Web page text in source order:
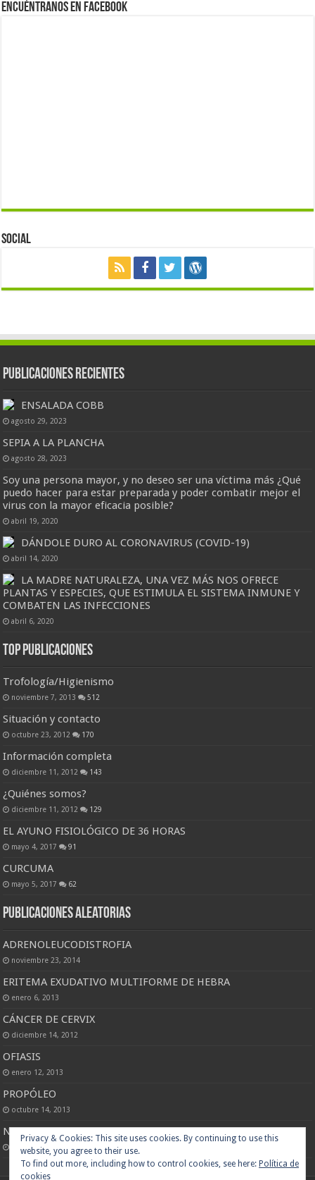
Encuéntranos en Facebook
Social
Publicaciones Recientes
ENSALADA COBB
agosto 29, 2023
SEPIA A LA PLANCHA
agosto 28, 2023
Soy una persona mayor, y no deseo ser una víctima más ¿Qué
puedo hacer para estar preparada y poder combatir mejor el
virus con la mayor eficacia posible?
abril 19, 2020
DÁNDOLE DURO AL CORONAVIRUS (COVID-19)
abril 14, 2020
LA MADRE NATURALEZA, UNA VEZ MÁS NOS OFRECE
PLANTAS Y ESPECIES, QUE ESTIMULA EL SISTEMA INMUNE Y
COMBATEN LAS INFECCIONES
abril 6, 2020
Top Publicaciones
Trofología/Higienismo
noviembre 7, 2013 512
Situación y contacto
octubre 23, 2012 170
Información completa
diciembre 11, 2012 143
¿Quiénes somos?
diciembre 11, 2012 129
EL AYUNO FISIOLÓGICO DE 36 HORAS
mayo 4, 2017 91
CURCUMA
mayo 5, 2017 62
Publicaciones Aleatorias
ADRENOLEUCODISTROFIA
noviembre 23, 2014
ERITEMA EXUDATIVO MULTIFORME DE HEBRA
enero 6, 2013
CÁNCER DE CERVIX
diciembre 14, 2012
OFIASIS
enero 12, 2013
PROPÓLEO
octubre 14, 2013
NEOPLASIAS MALIGNAS DEL APARATO GENITAL
enero 26, 2013